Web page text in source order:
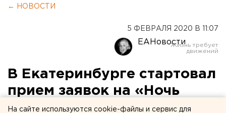
← НОВОСТИ
5 ФЕВРАЛЯ 2020 В 11:07
ЕАНовости
В Екатеринбурге стартовал
прием заявок на «Ночь
музеев – 2020»
На сайте используются cookie-файлы и сервис для